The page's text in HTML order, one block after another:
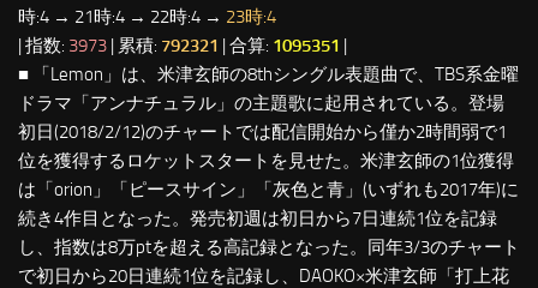
時:4 → 21時:4 → 22時:4 → 23時:4
| 指数: 3973 | 累積: 792321 | 合算: 1095351 |
■ 「Lemon」は、米津玄師の8thシングル表題曲で、TBS系金曜
ドラマ「アンナチュラル」の主題歌に起用されている。登場
初日(2018/2/12)のチャートでは配信開始から僅か2時間弱で1
位を獲得するロケットスタートを見せた。米津玄師の1位獲得
は「orion」「ピースサイン」「灰色と青」(いずれも2017年)に
続き4作目となった。発売初週は初日から7日連続1位を記録
し、指数は8万ptを超える高記録となった。同年3/3のチャート
で初日から20日連続1位を記録し、DAOKO×米津玄師「打上花